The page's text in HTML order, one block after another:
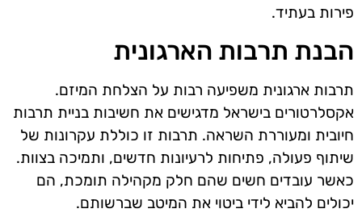
פירות בעתיד.
הבנת תרבות הארגונית
תרבות ארגונית משפיעה רבות על הצלחת המיזם.
אקסלרטורים בישראל מדגישים את חשיבות בניית תרבות
חיובית ומעוררת השראה. תרבות זו כוללת עקרונות של
שיתוף פעולה, פתיחות לרעיונות חדשים, ותמיכה בצוות.
כאשר עובדים חשים שהם חלק מקהילה תומכת, הם
יכולים להביא לידי ביטוי את המיטב שברשותם.